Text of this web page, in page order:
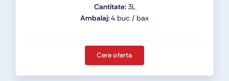
Cantitate:3L
Ambalaj:4 buc / bax
Cere oferta